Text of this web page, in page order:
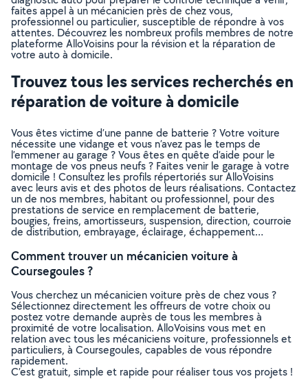
faites appel à un mécanicien près de chez vous,
professionnel ou particulier, susceptible de répondre à vos
attentes. Découvrez les nombreux profils membres de notre
plateforme AlloVoisins pour la révision et la réparation de
votre auto à domicile.
Trouvez tous les services recherchés en
réparation de voiture à domicile
Vous êtes victime d’une panne de batterie ? Votre voiture
nécessite une vidange et vous n’avez pas le temps de
l’emmener au garage ? Vous êtes en quête d’aide pour le
montage de vos pneus neufs ? Faites venir le garage à votre
domicile ! Consultez les profils répertoriés sur AlloVoisins
avec leurs avis et des photos de leurs réalisations. Contactez
un de nos membres, habitant ou professionnel, pour des
prestations de service en remplacement de batterie,
bougies, freins, amortisseurs, suspension, direction, courroie
de distribution, embrayage, éclairage, échappement…
Comment trouver un mécanicien voiture à
Coursegoules ?
Vous cherchez un mécanicien voiture près de chez vous ?
Sélectionnez directement les offreurs de votre choix ou
postez votre demande auprès de tous les membres à
proximité de votre localisation. AlloVoisins vous met en
relation avec tous les mécaniciens voiture, professionnels et
particuliers, à Coursegoules, capables de vous répondre
rapidement.
C’est gratuit, simple et rapide pour réaliser tous vos projets !